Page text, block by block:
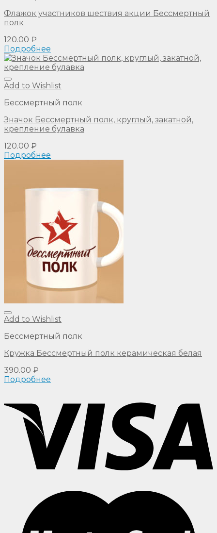
Флажок участников шествия акции Бессмертный
полк
120.00 ₽
Подробнее
Add to Wishlist
Бессмертный полк
Значок Бессмертный полк, круглый, закатной,
крепление булавка
120.00 ₽
Подробнее
Add to Wishlist
Бессмертный полк
Кружка Бессмертный полк керамическая белая
390.00 ₽
Подробнее